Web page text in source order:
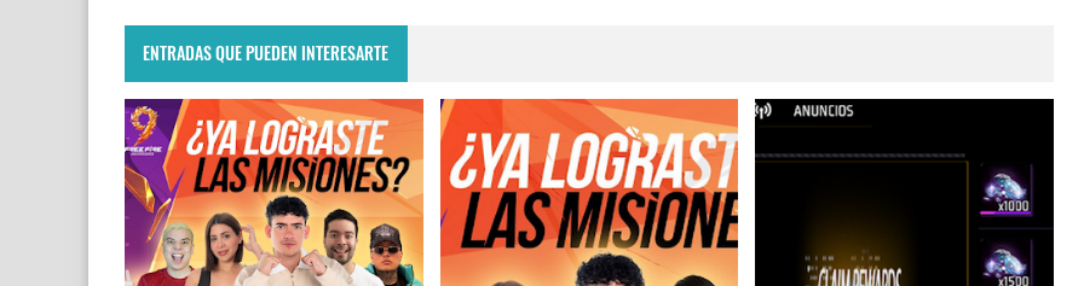
ENTRADAS QUE PUEDEN INTERESARTE